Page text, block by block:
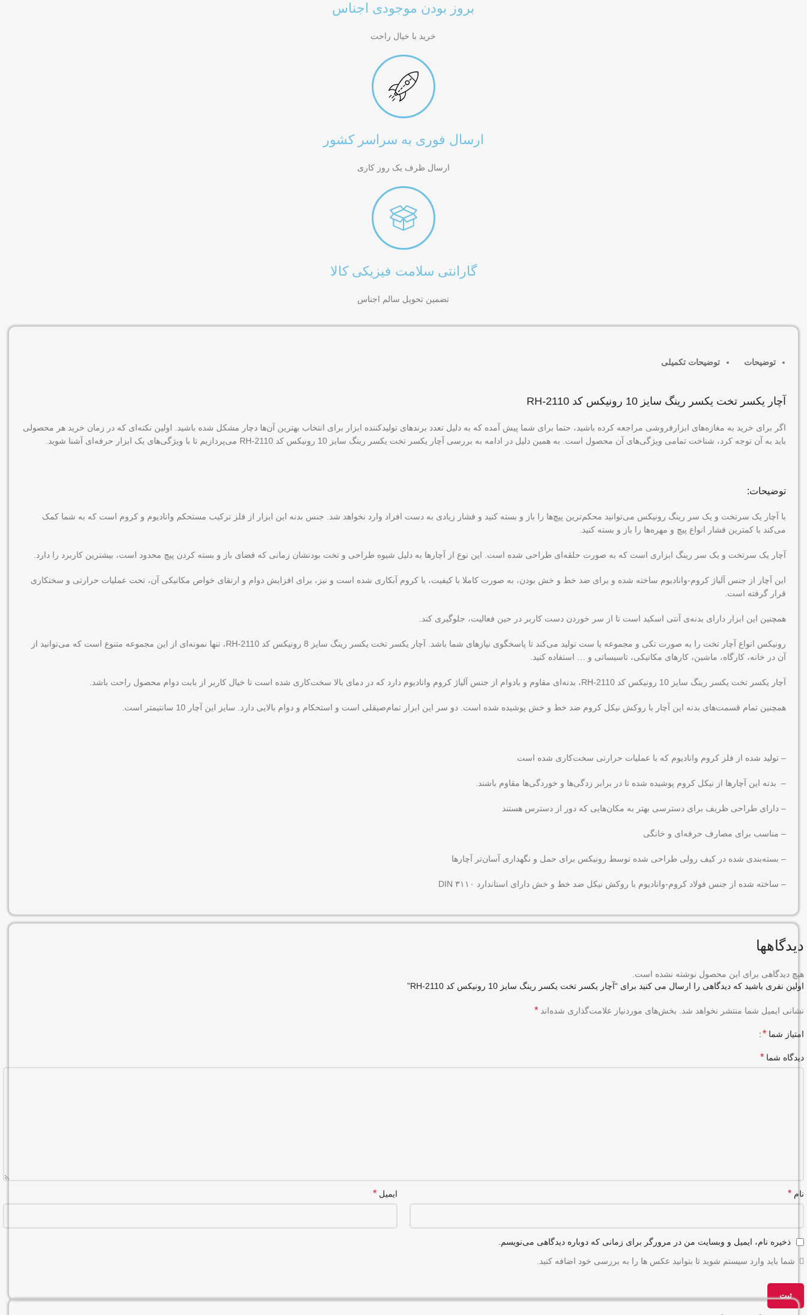
بروز بودن موجودی اجناس
خرید با خیال راحت
ارسال فوری به سراسر کشور
ارسال ظرف یک روز کاری
گارانتی سلامت فیزیکی کالا
تضمین تحویل سالم اجناس
توضیحات توضیحات تکمیلی
آچار یکسر تخت یکسر رینگ سایز 10 رونیکس کد RH-2110
اگر برای خرید به مغازه‌های ابزارفروشی مراجعه کرده باشید، حتما برای شما پیش آمده که به دلیل تعدد برندهای تولیدکننده ابزار برای انتخاب بهترین آن‌ها دچار مشکل شده باشید. اولین نکته‌ای که در زمان خرید هر محصولی
باید به آن توجه کرد، شناخت تمامی ویژگی‌های آن محصول است. به همین دلیل در ادامه به بررسی آچار یکسر تخت یکسر رینگ سایز 10 رونیکس کد RH-2110 می‌پردازیم تا با ویژگی‌های یک ابزار حرفه‌ای آشنا شوید.
توضیحات:
با آچار یک سرتخت و یک سر رینگ رونیکس می‌توانید محکم‌ترین پیچ‌ها را باز و بسته کنید و فشار زیادی به دست افراد وارد نخواهد شد. جنس بدنه این ابزار از فلز ترکیب مستحکم وانادیوم و کروم است که به شما کمک
می‌کند با کمترین فشار انواع پیچ و مهره‌ها را باز و بسته کنید.
آچار یک سرتخت و یک سر رینگ ابزاری است که به صورت حلقه‌ای طراحی شده است. این نوع از آچارها به دلیل شیوه طراحی و تخت بودنشان زمانی که فضای باز و بسته کردن پیچ محدود است، بیشترین کاربرد را دارد.
این آچار از جنس آلیاژ کروم-وانادیوم ساخته شده و برای ضد خط و خش بودن، به صورت کاملا با کیفیت، با کروم آبکاری شده است و نیز، برای افزایش دوام و ارتقای خواص مکانیکی آن، تحت عملیات حرارتی و سختکاری
قرار گرفته است.
همچنین این ابزار دارای بدنه‌ی آنتی اسکید است تا از سر خوردن دست کاربر در حین فعالیت، جلوگیری کند.
رونیکس انواع آچار تخت را به صورت تکی و مجموعه یا ست تولید می‌کند تا پاسخگوی نیازهای شما باشد. آچار یکسر تخت یکسر رینگ سایز 8 رونیکس کد RH-2110، تنها نمونه‌ای از این مجموعه متنوع است که می‌توانید از
آن در خانه، کارگاه، ماشین، کارهای مکانیکی، تاسیساتی و … استفاده کنید.
آچار یکسر تخت یکسر رینگ سایز 10 رونیکس کد RH-2110، بدنه‌ای مقاوم و بادوام از جنس آلیاژ کروم وانادیوم دارد که در دمای بالا سخت‌کاری شده است تا خیال کاربر از بابت دوام محصول راحت باشد.
همچنین تمام قسمت‌های بدنه این آچار با روکش نیکل کروم ضد خط و خش پوشیده شده‌ است. دو سر این ابزار تمام‌صیقلی است و استحکام و دوام بالایی دارد. سایز این آچار 10 سانتیمتر است.
– تولید شده از فلز کروم وانادیوم که با عملیات حرارتی سخت‌کاری شده است
– بدنه این آچارها از نیکل کروم پوشیده شده تا در برابر زدگی‌ها و خوردگی‌ها مقاوم باشند.
– دارای طراحی ظریف برای دسترسی بهتر به مکان‌هایی که دور از دسترس هستند
– مناسب برای مصارف حرفه‌ای و خانگی
– بسته‌بندی شده در کیف رولی طراحی شده توسط رونیکس برای حمل و نگهداری آسان‌تر آچارها
– ساخته شده از جنس فولاد کروم-وانادیوم با روکش نیکل ضد خط و خش دارای استاندارد DIN ۳۱۱۰
دیدگاهها
هیچ دیدگاهی برای این محصول نوشته نشده است.
اولین نفری باشید که دیدگاهی را ارسال می کنید برای “آچار یکسر تخت یکسر رینگ سایز 10 رونیکس کد RH-2110”
نشانی ایمیل شما منتشر نخواهد شد. بخش‌های موردنیاز علامت‌گذاری شده‌اند *
امتیاز شما *
دیدگاه شما *
نام * ایمیل *
ذخیره نام، ایمیل و وبسایت من در مرورگر برای زمانی که دوباره دیدگاهی می‌نویسم.
شما باید وارد سیستم شوید تا بتوانید عکس ها را به بررسی خود اضافه کنید.